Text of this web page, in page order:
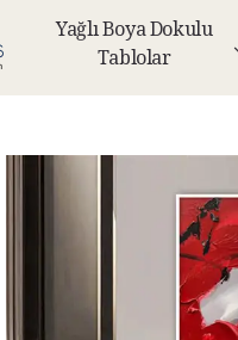
Yağlı Boya Dokulu
Tablolar